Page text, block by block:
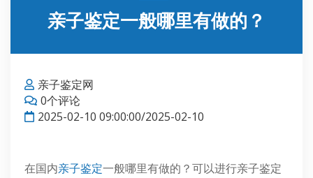
亲子鉴定一般哪里有做的？
亲子鉴定网
0个评论
2025-02-10 09:00:00/2025-02-10
在国内亲子鉴定一般哪里有做的？可以进行亲子鉴定